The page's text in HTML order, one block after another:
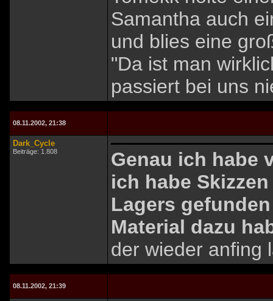
Samantha auch
und blies eine
"Da ist man
passiert bei uns
08.11.2002, 21:38
Dark_Cycle
Beiträge: 1.808
Genau ich habe
ich habe
Lagers
Material dazu
der wieder anfing
08.11.2002, 21:39